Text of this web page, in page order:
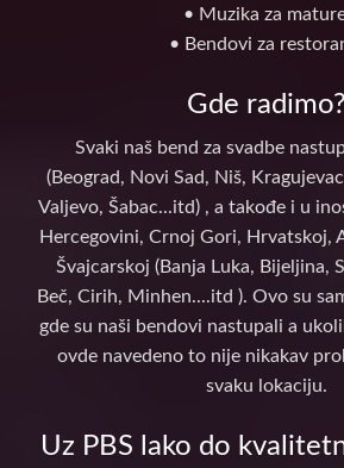
• Muzika za
• Bendovi za
Gde radimo?
Svaki naš bend za svadbe
(Beograd, Novi Sad, Niš,
Valjevo, Šabac...itd) , a takođe i u
Hercegovini, Crnoj Gori, Hrvatskoj,
Švajcarskoj (Banja Luka, Bijeljina,
Beč, Cirih, Minhen....itd ). Ovo su
gde su naši bendovi nastupali a
ovde navedeno to nije nikakav
svaku lokaciju.
Uz PBS lako do